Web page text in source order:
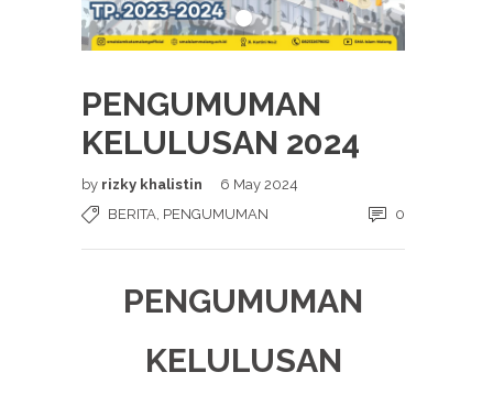
PENGUMUMAN
KELULUSAN 2024
by rizky khalistin
6 May 2024
BERITA, PENGUMUMAN 0
PENGUMUMAN
KELULUSAN